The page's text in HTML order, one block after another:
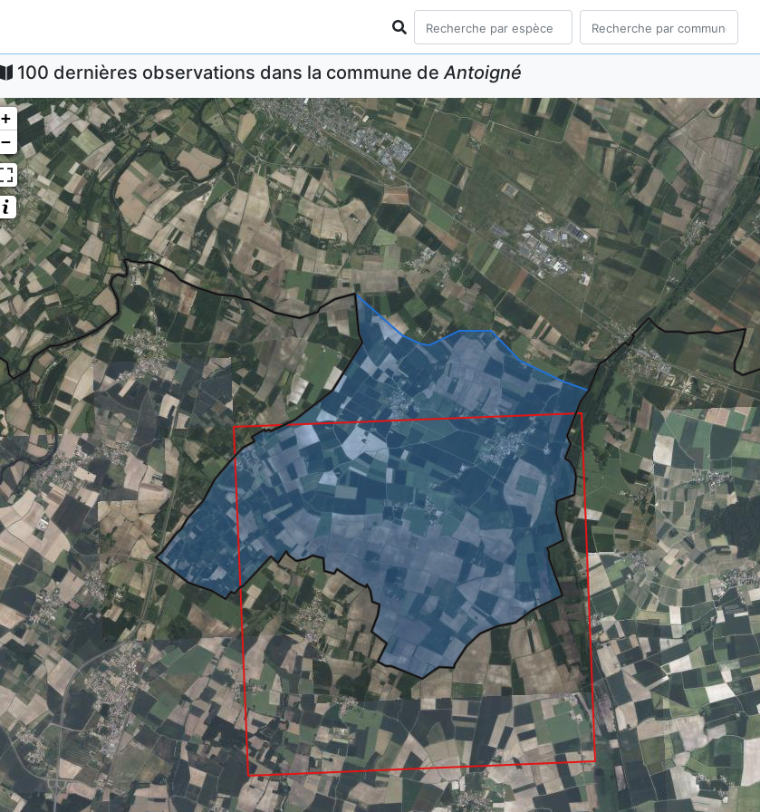
100 dernières observations dans la commune deAntoigné
+
−